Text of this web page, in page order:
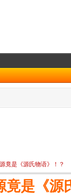
竟是《源氏物语》！？
竟是《源